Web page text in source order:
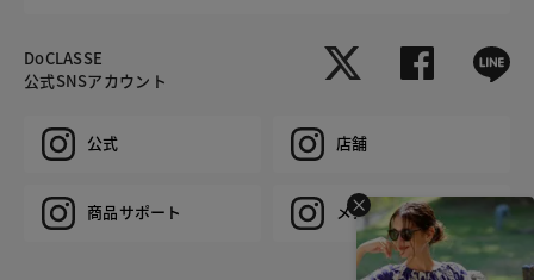
DoCLASSE
公式SNSアカウント
公式 店舗
商品サポート メンズ